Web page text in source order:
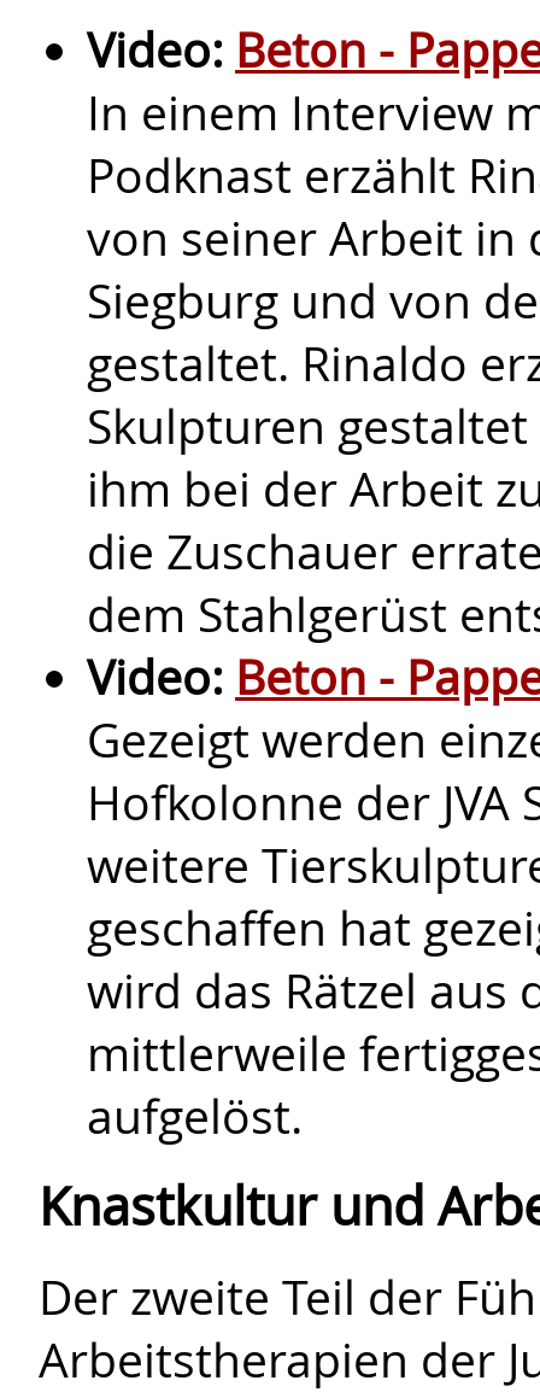
Video: Beton -
In einem Interview
Podknast erzählt
von seiner Arbeit in
Siegburg und von
gestaltet. Rinaldo
Skulpturen
ihm bei der Arbeit
die Zuschauer
dem Stahlgerüst
Video: Beton -
Gezeigt werden
Hofkolonne der JVA
weitere
geschaffen hat
wird das Rätzel aus
mittlerweile
aufgelöst.
Knastkultur und
Der zweite Teil der
Arbeitstherapien der